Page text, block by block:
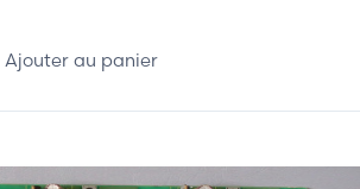
Ajouter au panier